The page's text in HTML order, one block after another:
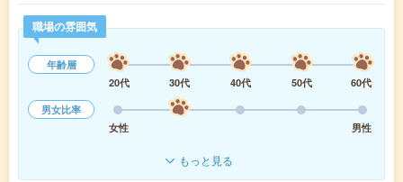
職場の雰囲気
年齢層
20代
30代 40代 50代
60代
男女比率
女性
男性
もっと見る